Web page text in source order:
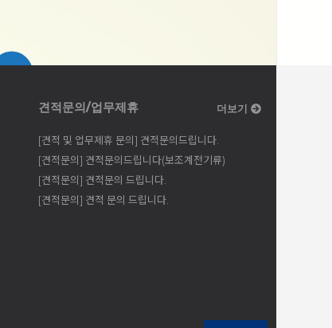
견적문의/업무제휴 더보기
[견적 및 업무제휴 문의] 견적문의드립니다.
[견적문의] 견적문의드립니다(보조계전기류)
[견적문의] 견적문의 드립니다.
[견적문의] 견적 문의 드립니다.